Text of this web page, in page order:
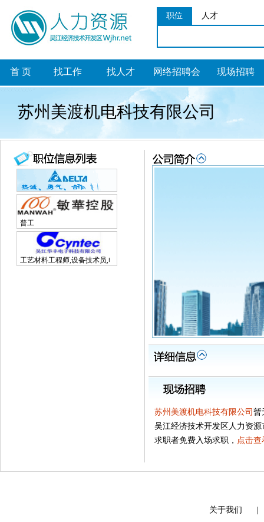
职位 人才
首 页 找工作 找人才 网络招聘会 现场招聘
苏州美渡机电科技有限公司
普工
工艺材料工程师,设备技术员,电子研发工程师
苏州美渡机电科技有限公司 暂
吴江经济技术开发区人力资
求职者免费入场求职， 点击查
关于我们